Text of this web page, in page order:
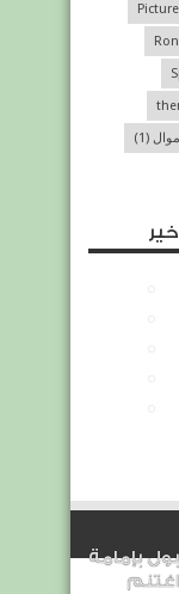
Picture
(1)
بإمامة